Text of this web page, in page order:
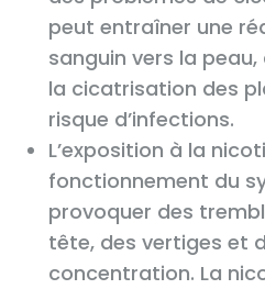
peut entraîner une
sanguin vers la
la cicatrisation des
risque d’infections.
L’exposition à la
fonctionnement du
provoquer des
tête, des vertiges et
concentration. La